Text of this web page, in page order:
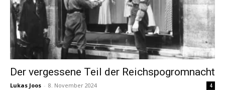
Der vergessene Teil der Reichspogromnacht
Lukas Joos - 8. November 2024 4